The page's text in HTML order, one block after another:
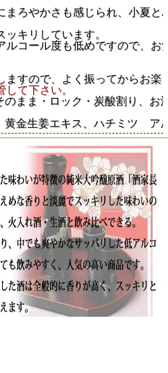
まろやかさも感じられ、小夏と
キリしています。
ルコール度も低めですので、お
すので、よく振ってからお楽
て下さい。
まま・ロック・炭酸割り、お
黄金生姜エキス、ハチミツ ア